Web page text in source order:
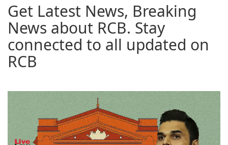
Get Latest News, Breaking
News about RCB. Stay
connected to all updated on
RCB